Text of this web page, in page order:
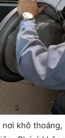
khô